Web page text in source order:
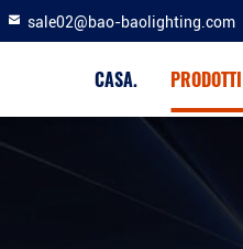
sale02@bao-baolighting.com
CASA. PRODOTTI